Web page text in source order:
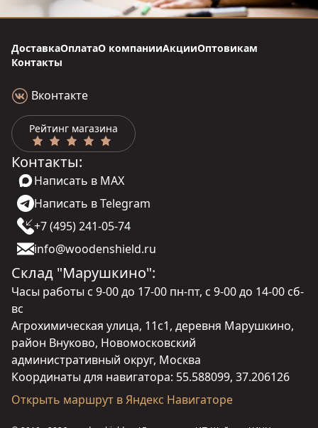
ДоставкаОплатаО компанииАкцииОптовикам
Контакты
Вконтакте
Рейтинг магазина
Контакты:
Написать в MAX
Написать в Telegram
+7 (495) 241-05-74
info@woodenshield.ru
Склад "Марушкино":
Часы работы с 9-00 до 17-00 пн-пт, с 9-00 до 14-00 сб-
вс
Агрохимическая улица, 11с1, деревня Марушкино,
район Внуково, Новомосковский
административный округ, Москва
Координаты для навигатора: 55.588099, 37.206126
Открыть маршрут в Яндекс Навигаторе